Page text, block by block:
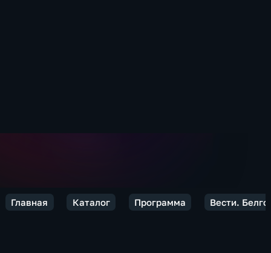
Главная Каталог Программа Вести.